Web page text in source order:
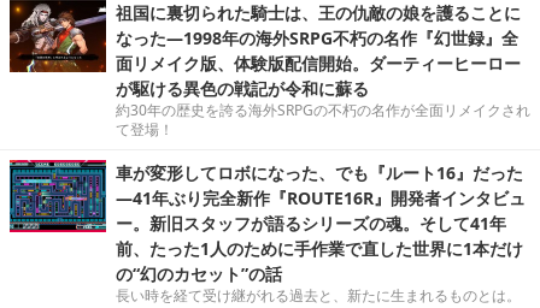
祖国に裏切られた騎士は、王の仇敵の娘を護ることに
なった―1998年の海外SRPG不朽の名作『幻世録』全
面リメイク版、体験版配信開始。ダーティーヒーロー
が駆ける異色の戦記が令和に蘇る
約30年の歴史を誇る海外SRPGの不朽の名作が全面リメイクされ
て登場！
車が変形してロボになった、でも『ルート16』だった
―41年ぶり完全新作『ROUTE16R』開発者インタビュ
ー。新旧スタッフが語るシリーズの魂。そして41年
前、たった1人のために手作業で直した世界に1本だけ
の“幻のカセット”の話
長い時を経て受け継がれる過去と、新たに生まれるものとは。